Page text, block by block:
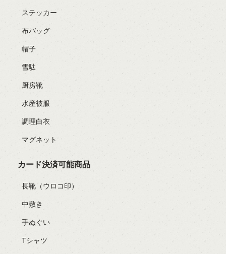
ステッカー
布バッグ
帽子
雪駄
厨房靴
水産被服
調理白衣
マグネット
カード決済可能商品
長靴（ウロコ印）
中敷き
手ぬぐい
Tシャツ